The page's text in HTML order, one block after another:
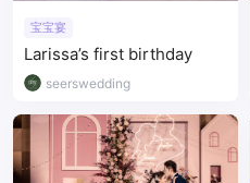
宝宝宴
Larissa’s first birthday
seerswedding